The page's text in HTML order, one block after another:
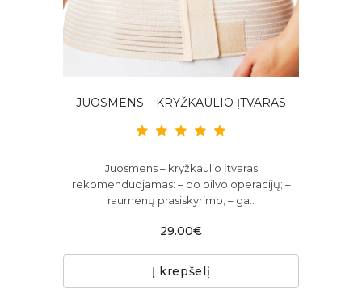
JUOSMENS – KRYŽKAULIO ĮTVARAS
Juosmens – kryžkaulio įtvaras
rekomenduojamas: – po pilvo operacijų; –
raumenų prasiskyrimo; – ga..
29.00€
Į krepšelį